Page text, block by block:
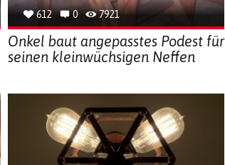
612 0 7921
Onkel baut angepasstes Podest für
seinen kleinwüchsigen Neffen